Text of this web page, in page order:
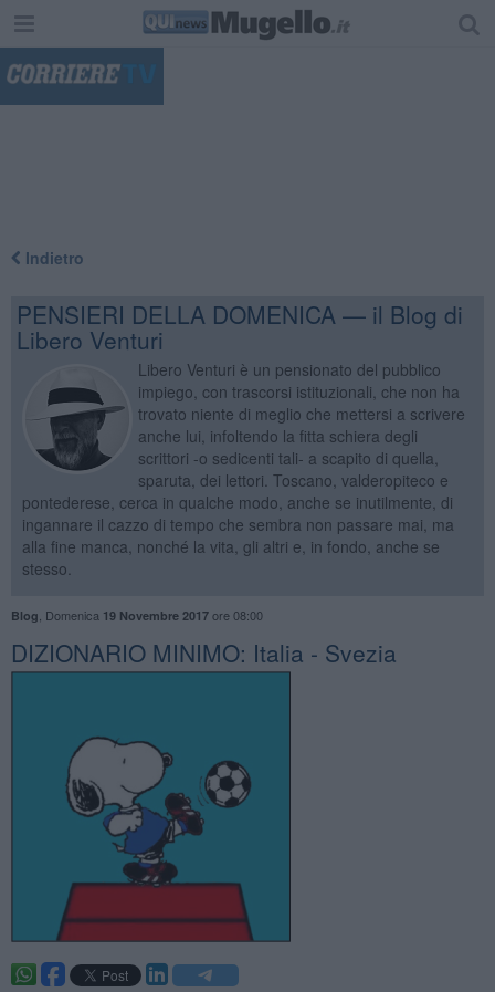
Indietro
PENSIERI DELLA DOMENICA — il Blog di
Libero Venturi
Libero Venturi è un pensionato del pubblico
impiego, con trascorsi istituzionali, che non ha
trovato niente di meglio che mettersi a scrivere
anche lui, infoltendo la fitta schiera degli
scrittori -o sedicenti tali- a scapito di quella,
sparuta, dei lettori. Toscano, valderopiteco e
pontederese, cerca in qualche modo, anche se inutilmente, di
ingannare il cazzo di tempo che sembra non passare mai, ma
alla fine manca, nonché la vita, gli altri e, in fondo, anche se
stesso.
Blog Domenica 19 Novembre 2017ore 08:00
DIZIONARIO MINIMO: Italia - Svezia